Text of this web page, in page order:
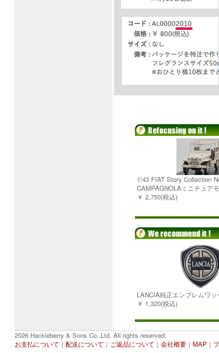
1/43 FIAT Story Collection
CAMPAGNOLAミニチュア
￥ 2,750(税込)
LANCIA純正エンブレムワ
￥ 1,320(税込)
2026 Hackleberry & Sons Co.,Ltd. All rights reserved.
お支払について ｜ 配送について ｜ ご返品について ｜ 会社概要 ｜ MAP ｜